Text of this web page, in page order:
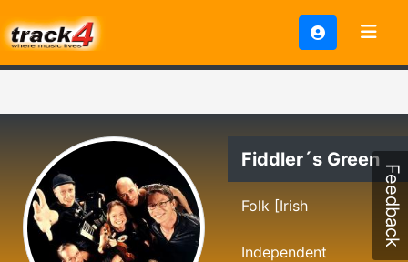
Fiddler´s Green
Folk [Irish
Independent
Feedback